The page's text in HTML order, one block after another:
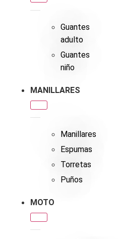
Guantes
adulto
Guantes
niño
MANILLARES
Manillares
Espumas
Torretas
Puños
MOTO